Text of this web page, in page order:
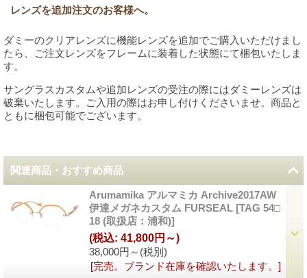
レンズを追加注文のお客様へ。
ダミーのクリアレンズに機能レンズを追加でご購入いただけまし
たら、ご注文レンズをフレームに装着した状態にて梱包いたしま
す。
サングラスカスタムや追加レンズの受注の際にはダミーレンズは
破棄いたします。ご入用の際はお申し付けくださいませ。商品と
ともに梱包可能でございます。
関連商品・おすすめ商品
Arumamika アルマミカ Archive2017AW
伊達メガネカスタム FURSEAL [TAG 54□
18 (取扱店：浦和)]
38,000円～ (税別)
(税込: 41,800円～)
[完売。ブランド在庫を確認いたします。]